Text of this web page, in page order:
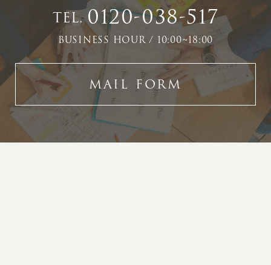
TEL.0120-038-517
BUSINESS HOUR / 10:00~18:00
MAIL FORM